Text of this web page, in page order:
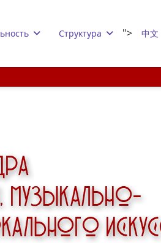
Структура "> 中文